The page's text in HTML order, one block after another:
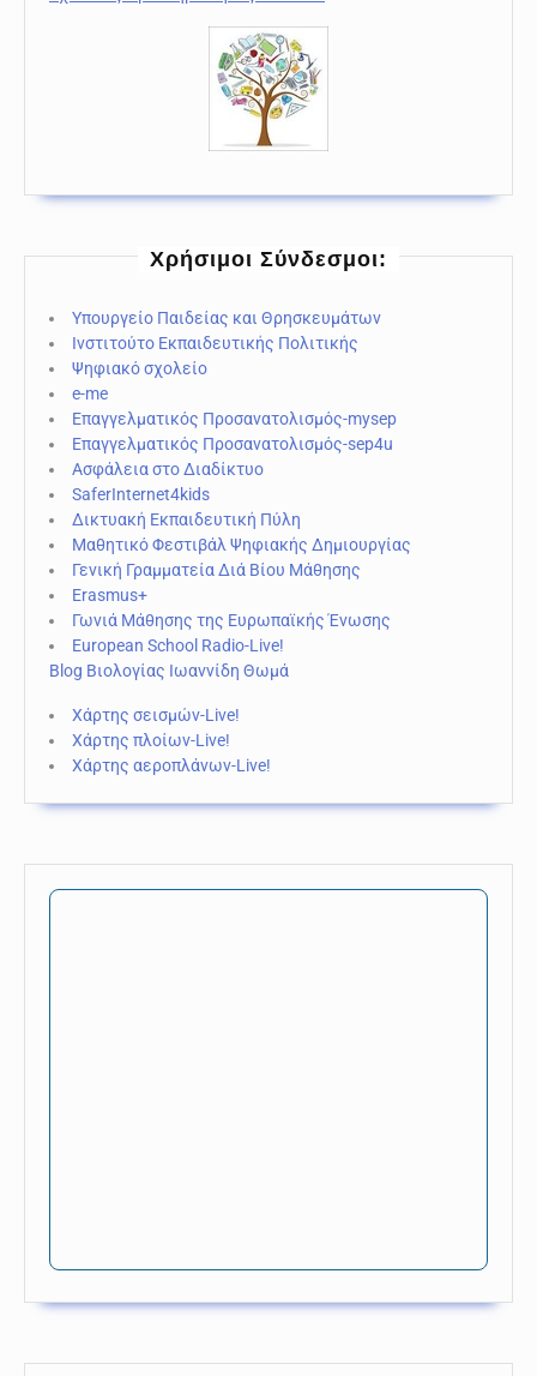
Χρήσιμοι Σύνδεσμοι:
Υπουργείο Παιδείας και Θρησκευμάτων
Ινστιτούτο Εκπαιδευτικής Πολιτικής
Ψηφιακό σχολείο
e-me
Επαγγελματικός Προσανατολισμός-mysep
Επαγγελματικός Προσανατολισμός-sep4u
Ασφάλεια στο Διαδίκτυο
SaferInternet4kids
Δικτυακή Εκπαιδευτική Πύλη
Μαθητικό Φεστιβάλ Ψηφιακής Δημιουργίας
Γενική Γραμματεία Διά Βίου Μάθησης
Erasmus+
Γωνιά Μάθησης της Ευρωπαϊκής Ένωσης
European School Radio-Live!
Blog Βιολογίας Ιωαννίδη Θωμά
Χάρτης σεισμών-Live!
Χάρτης πλοίων-Live!
Χάρτης αεροπλάνων-Live!